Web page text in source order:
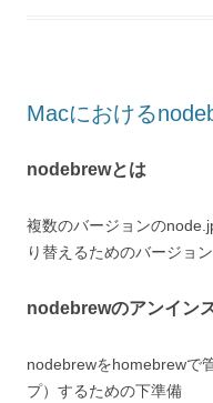
Macにおける
nodebrewとは
複数のバージョンの
り替えるためのバージョ
nodebrewのアンイン
nodebrewをhomebrewで
プ）するための下準備